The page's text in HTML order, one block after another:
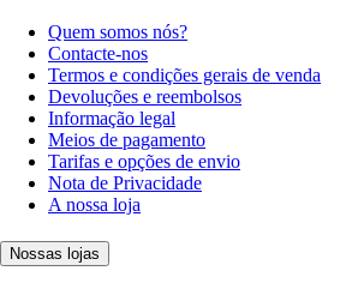
Quem somos nós?
Contacte-nos
Termos e condições gerais de venda
Devoluções e reembolsos
Informação legal
Meios de pagamento
Tarifas e opções de envio
Nota de Privacidade
A nossa loja
Nossas lojas